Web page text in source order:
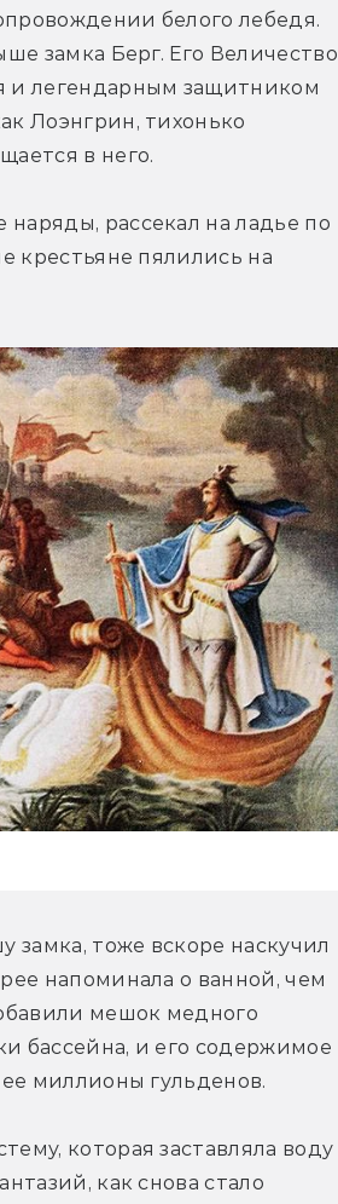
белого лебедя.
замка Берг. Его Величество
и легендарным защитником
Лоэнгрин, тихонько
в него.
рассекал на ладье по
крестьяне пялились на
тоже вскоре наскучил
напоминала о ванной, чем
мешок медного
бассейна, и его содержимое
миллионы гульденов.
которая заставляла воду
как снова стало